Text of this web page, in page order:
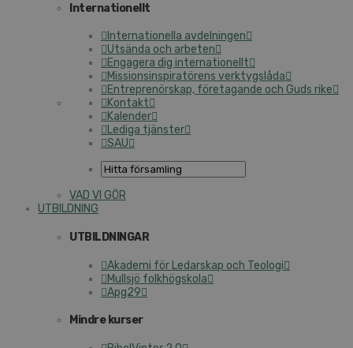
Internationellt
Internationella avdelningen
Utsända och arbeten
Engagera dig internationellt
Missionsinspiratörens verktygslåda
Entreprenörskap, företagande och Guds rike
Kontakt
Kalender
Lediga tjänster
SAU
VAD VI GÖR
UTBILDNING
UTBILDNINGAR
Akademi för Ledarskap och Teologi
Mullsjö folkhögskola
Apg29
Mindre kurser